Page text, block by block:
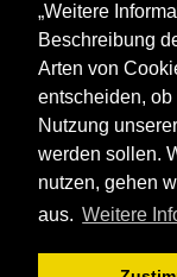
„Weitere
Beschreibung
Arten von
entscheiden,
Nutzung
werden sollen.
nutzen, gehen
aus. Weitere
D-
Tel +49-
Fax
E-Mail: